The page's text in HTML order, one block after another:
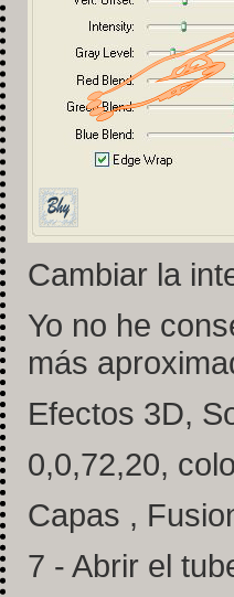
Cambiar la
Yo no he
más
Efectos 3D,
0,0,72,20,
Capas ,
7 - Abrir el